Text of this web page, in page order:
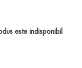
este indisponibil